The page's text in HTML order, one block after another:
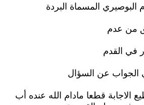
البوصيري المسماة البردة
من عدم
في القدم
الجواب عن السؤال
الاجابة قطعا مادام الله عنده أب